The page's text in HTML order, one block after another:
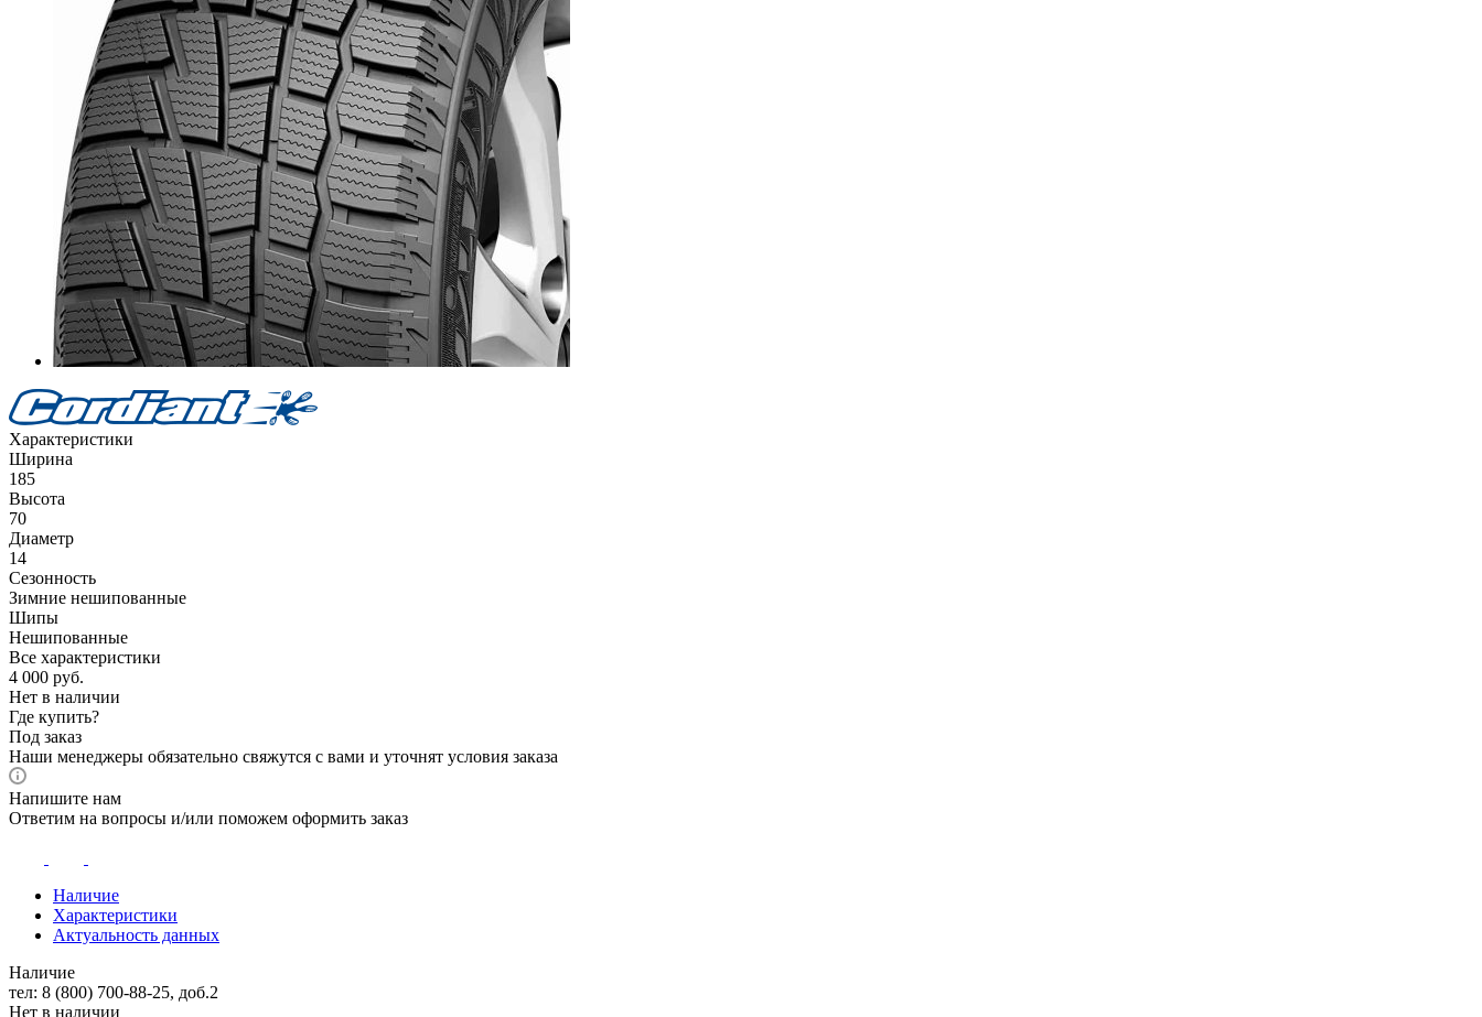
Характеристики
Ширина
185
Высота
70
Диаметр
14
Сезонность
Зимние нешипованные
Шипы
Нешипованные
Все характеристики
4 000 руб.
Нет в наличии
Где купить?
Под заказ
Наши менеджеры обязательно свяжутся с вами и уточнят условия заказа
Напишите нам
Ответим на вопросы и/или поможем оформить заказ
Наличие
Характеристики
Актуальность данных
Наличие
тел: 8 (800) 700-88-25, доб.2
Нет в наличии